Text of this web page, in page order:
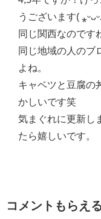
うございます(
同じ関西なのです
同じ地域の人のブ
よね。
キャベツと豆腐の
かしいです笑
気まぐれに更新し
たら嬉しいです。
コメントもらえ